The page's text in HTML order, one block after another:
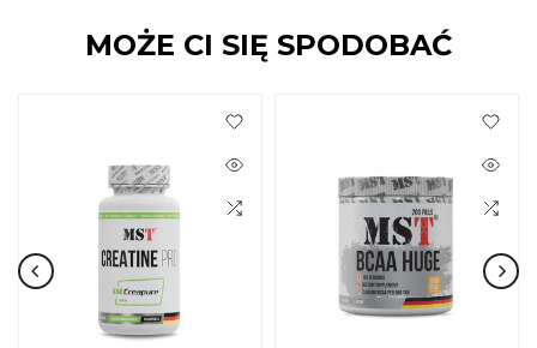
MOŻE CI SIĘ SPODOBAĆ